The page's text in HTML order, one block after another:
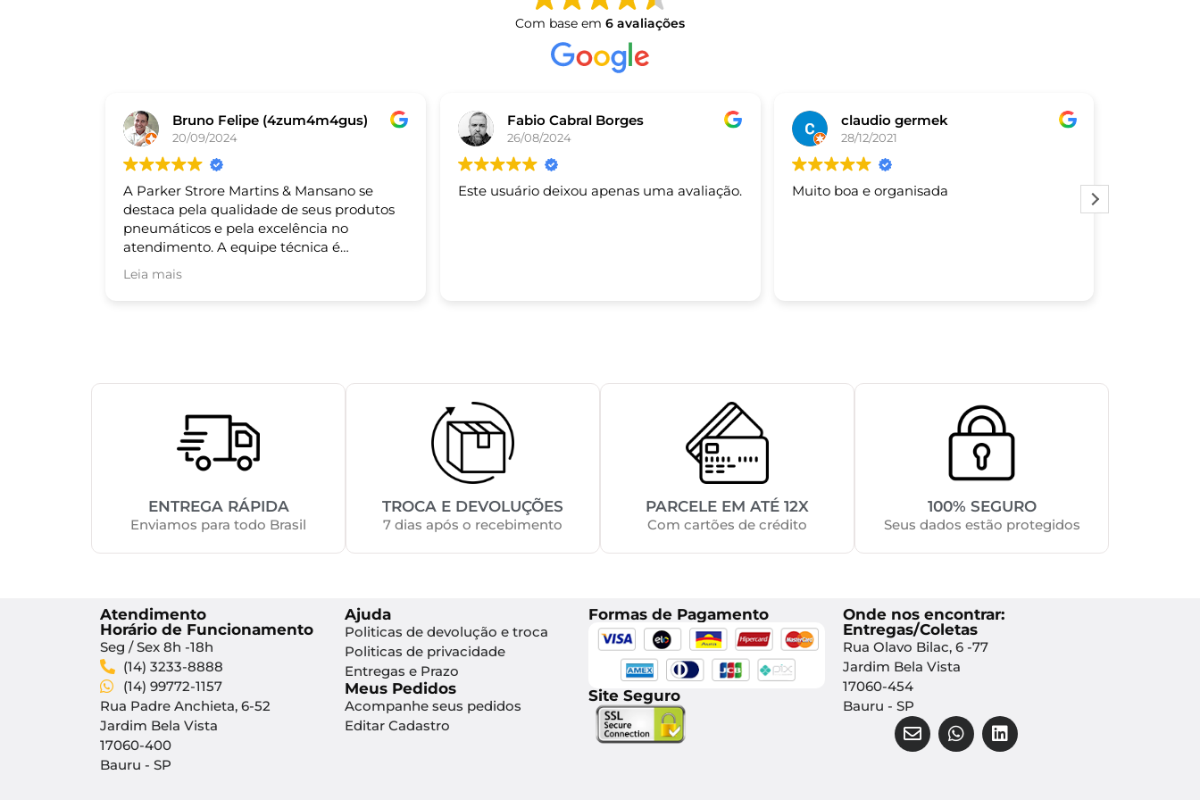
Com base em 6 avaliações
Bruno Felipe (4zum4m4gus)
20/09/2024
A Parker Strore Martins & Mansano se
destaca pela qualidade de seus produtos
pneumáticos e pela excelência no
atendimento. A equipe técnica é
altamente qualificada e sempre pronta
para auxiliar nas necessidades dos clientes.
Leia mais
Fabio Cabral Borges
26/08/2024
Este usuário deixou apenas uma avaliação.
claudio germek
28/12/2021
Muito boa e organisada
ENTREGA RÁPIDA
Enviamos para todo Brasil
TROCA E DEVOLUÇÕES
7 dias após o recebimento
PARCELE EM ATÉ 12X
Com cartões de crédito
100% SEGURO
Seus dados estão protegidos
Atendimento
Horário de Funcionamento
Seg / Sex 8h -18h
(14) 3233-8888
(14) 99772-1157
Rua Padre Anchieta, 6-52
Jardim Bela Vista
17060-400
Bauru - SP
Ajuda
Politicas de devolução e troca
Politicas de privacidade
Entregas e Prazo
Meus Pedidos
Acompanhe seus pedidos
Editar Cadastro
Formas de Pagamento
Site Seguro
Onde nos encontrar:
Entregas/Coletas
Rua Olavo Bilac, 6 -77
Jardim Bela Vista
17060-454
Bauru - SP